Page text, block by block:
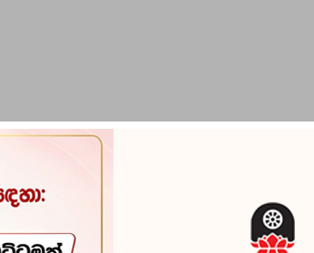
BUDDHA STATUES RITUAL ITEMS &